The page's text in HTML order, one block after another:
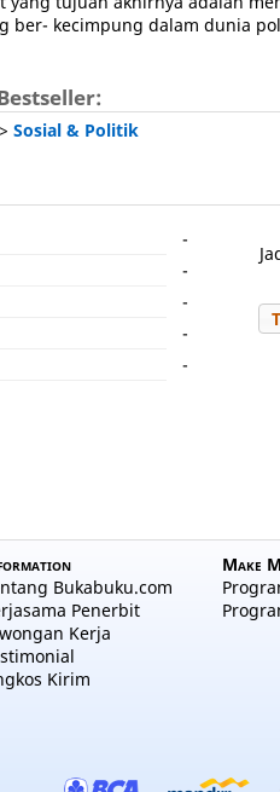
ber- kecimpung dalam dunia
> Sosial & Politik
-
-
-
-
-
Bukabuku.com
Penerbit
Kerja
Kirim
Make